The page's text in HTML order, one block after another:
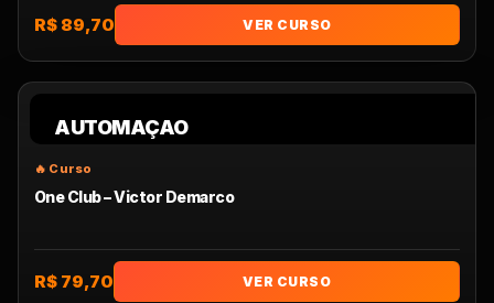
R$ 89,70 VER CURSO
AUTOMAÇAO
One Club – Victor Demarco
R$ 79,70 VER CURSO